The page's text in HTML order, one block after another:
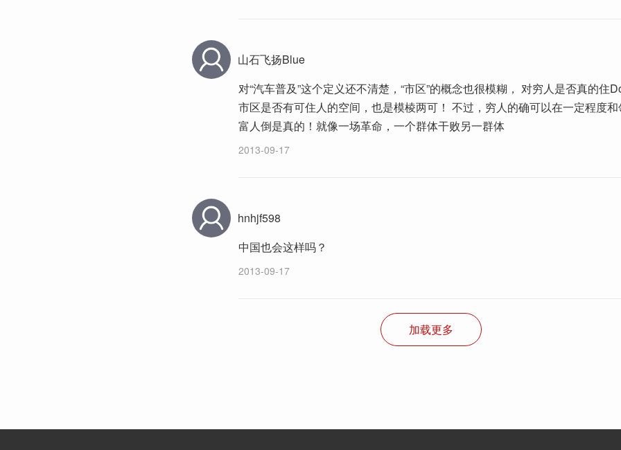
山石飞扬Blue
对“汽车普及”这个定义还不清楚，“市区”的概念也很模糊， 对穷人是否真的住
市区是否有可住人的空间，也是模棱两可！ 不过，穷人的确可以在一定程度
富人倒是真的！就像一场革命，一个群体干败另一群体
2013-09-17
hnhjf598
中国也会这样吗？
2013-09-17
加载更多